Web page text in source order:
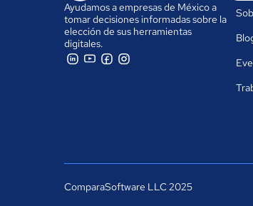
Ayudamos a empresas de México a
tomar decisiones informadas sobre la
elección de sus herramientas
digitales.
ComparaSoftware LLC 2025